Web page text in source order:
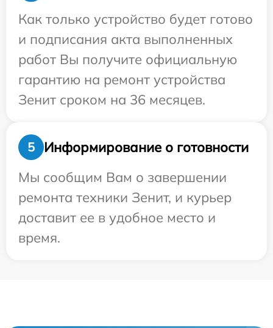
Как только устройство будет готово
и подписания акта выполненных
работ Вы получите официальную
гарантию на ремонт устройства
Зенит сроком на 36 месяцев.
5
Информирование о готовности
Мы сообщим Вам о завершении
ремонта техники Зенит, и курьер
доставит ее в удобное место и
время.